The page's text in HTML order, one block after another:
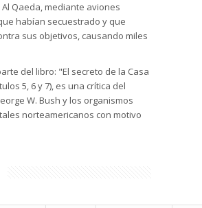
Qaeda, mediante aviones
habían secuestrado y que
sus objetivos, causando miles
del libro: "El secreto de la Casa
5, 6 y 7), es una crítica del
W. Bush y los organismos
norteamericanos con motivo